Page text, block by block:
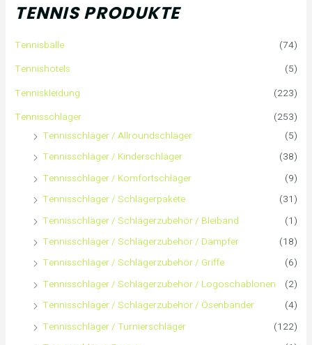
n
a
TENNIS PRODUKTE
Tennisbälle
(74)
Tennishotels
(5)
Tenniskleidung
(223)
Tennisschläger
(253)
Tennisschläger / Allroundschläger
(5)
Tennisschläger / Kinderschläger
(38)
Tennisschläger / Komfortschläger
(9)
Tennisschläger / Schlägerpakete
(31)
Tennisschläger / Schlägerzubehör / Bleiband
(1)
Tennisschläger / Schlägerzubehör / Dämpfer
(18)
Tennisschläger / Schlägerzubehör / Griffe
(6)
Tennisschläger / Schlägerzubehör / Logoschablonen
(2)
Tennisschläger / Schlägerzubehör / Ösenbänder
(4)
Tennisschläger / Turnierschläger
(122)